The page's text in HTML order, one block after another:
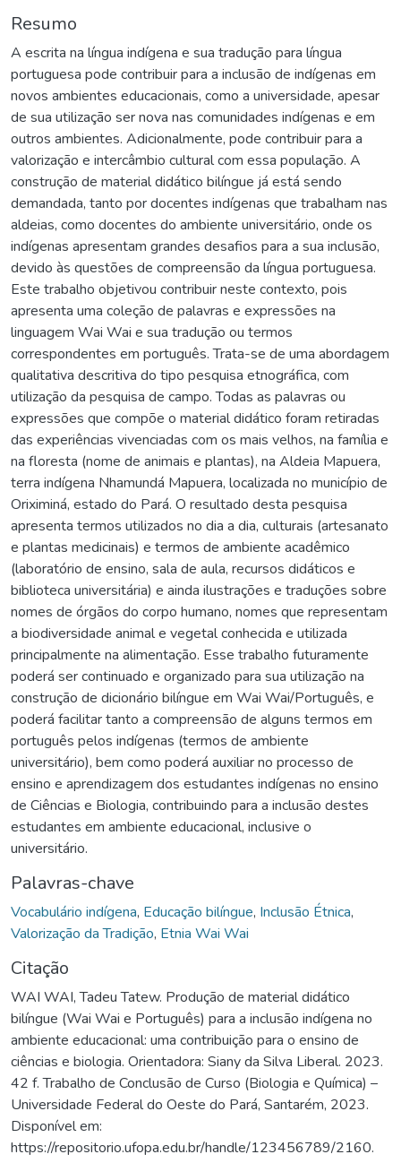
Resumo
A escrita na língua indígena e sua tradução para língua
portuguesa pode contribuir para a inclusão de indígenas em
novos ambientes educacionais, como a universidade, apesar
de sua utilização ser nova nas comunidades indígenas e em
outros ambientes. Adicionalmente, pode contribuir para a
valorização e intercâmbio cultural com essa população. A
construção de material didático bilíngue já está sendo
demandada, tanto por docentes indígenas que trabalham nas
aldeias, como docentes do ambiente universitário, onde os
indígenas apresentam grandes desafios para a sua inclusão,
devido às questões de compreensão da língua portuguesa.
Este trabalho objetivou contribuir neste contexto, pois
apresenta uma coleção de palavras e expressões na
linguagem Wai Wai e sua tradução ou termos
correspondentes em português. Trata-se de uma abordagem
qualitativa descritiva do tipo pesquisa etnográfica, com
utilização da pesquisa de campo. Todas as palavras ou
expressões que compõe o material didático foram retiradas
das experiências vivenciadas com os mais velhos, na família e
na floresta (nome de animais e plantas), na Aldeia Mapuera,
terra indígena Nhamundá Mapuera, localizada no município de
Oriximiná, estado do Pará. O resultado desta pesquisa
apresenta termos utilizados no dia a dia, culturais (artesanato
e plantas medicinais) e termos de ambiente acadêmico
(laboratório de ensino, sala de aula, recursos didáticos e
biblioteca universitária) e ainda ilustrações e traduções sobre
nomes de órgãos do corpo humano, nomes que representam
a biodiversidade animal e vegetal conhecida e utilizada
principalmente na alimentação. Esse trabalho futuramente
poderá ser continuado e organizado para sua utilização na
construção de dicionário bilíngue em Wai Wai/Português, e
poderá facilitar tanto a compreensão de alguns termos em
português pelos indígenas (termos de ambiente
universitário), bem como poderá auxiliar no processo de
ensino e aprendizagem dos estudantes indígenas no ensino
de Ciências e Biologia, contribuindo para a inclusão destes
estudantes em ambiente educacional, inclusive o
universitário.
Palavras-chave
Vocabulário indígena, Educação bilíngue, Inclusão Étnica,
Valorização da Tradição, Etnia Wai Wai
Citação
WAI WAI, Tadeu Tatew. Produção de material didático
bilíngue (Wai Wai e Português) para a inclusão indígena no
ambiente educacional: uma contribuição para o ensino de
ciências e biologia. Orientadora: Siany da Silva Liberal. 2023.
42 f. Trabalho de Conclusão de Curso (Biologia e Química) –
Universidade Federal do Oeste do Pará, Santarém, 2023.
Disponível em:
https://repositorio.ufopa.edu.br/handle/123456789/2160.